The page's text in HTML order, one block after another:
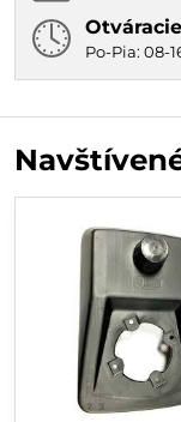
Po-Pia: 08-